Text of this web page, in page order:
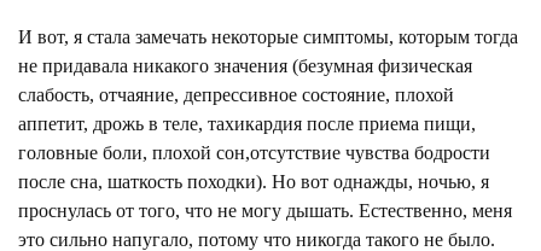
И вот, я стала замечать некоторые симптомы, которым тогда
не придавала никакого значения (безумная физическая
слабость, отчаяние, депрессивное состояние, плохой
аппетит, дрожь в теле, тахикардия после приема пищи,
головные боли, плохой сон,отсутствие чувства бодрости
после сна, шаткость походки). Но вот однажды, ночью, я
проснулась от того, что не могу дышать. Естественно, меня
это сильно напугало, потому что никогда такого не было.